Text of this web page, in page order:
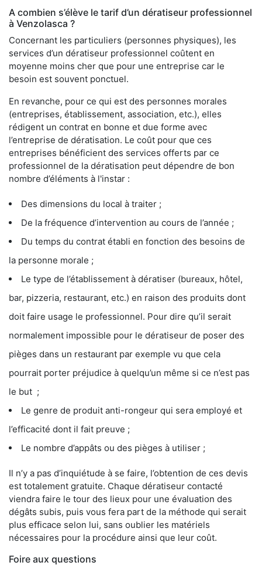
A combien s’élève le tarif d’un dératiseur professionnel
à Venzolasca ?
Concernant les particuliers (personnes physiques), les
services d’un dératiseur professionnel coûtent en
moyenne moins cher que pour une entreprise car le
besoin est souvent ponctuel.
En revanche, pour ce qui est des personnes morales
(entreprises, établissement, association, etc.), elles
rédigent un contrat en bonne et due forme avec
l’entreprise de dératisation. Le coût pour que ces
entreprises bénéficient des services offerts par ce
professionnel de la dératisation peut dépendre de bon
nombre d’éléments à l'instar :
Des dimensions du local à traiter ;
De la fréquence d’intervention au cours de l’année ;
Du temps du contrat établi en fonction des besoins de
la personne morale ;
Le type de l’établissement à dératiser (bureaux, hôtel,
bar, pizzeria, restaurant, etc.) en raison des produits dont
doit faire usage le professionnel. Pour dire qu’il serait
normalement impossible pour le dératiseur de poser des
pièges dans un restaurant par exemple vu que cela
pourrait porter préjudice à quelqu’un même si ce n’est pas
le but ;
Le genre de produit anti-rongeur qui sera employé et
l’efficacité dont il fait preuve ;
Le nombre d’appâts ou des pièges à utiliser ;
Il n’y a pas d’inquiétude à se faire, l’obtention de ces devis
est totalement gratuite. Chaque dératiseur contacté
viendra faire le tour des lieux pour une évaluation des
dégâts subis, puis vous fera part de la méthode qui serait
plus efficace selon lui, sans oublier les matériels
nécessaires pour la procédure ainsi que leur coût.
Foire aux questions